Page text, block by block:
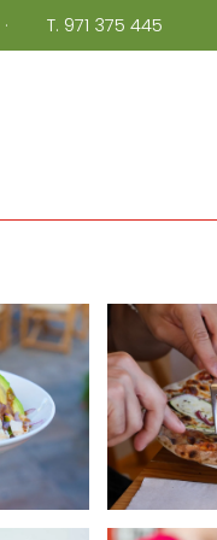
· T. 971 375 445